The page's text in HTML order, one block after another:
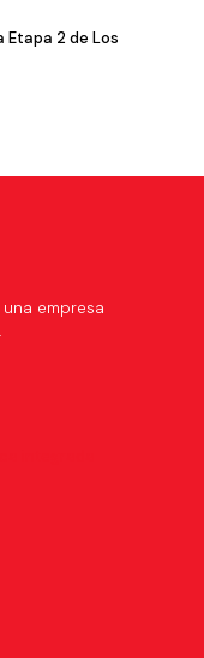
Etapa 2 de Los
empresa